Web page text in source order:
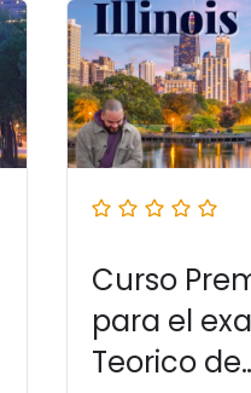
Curso
para el
Teorico de